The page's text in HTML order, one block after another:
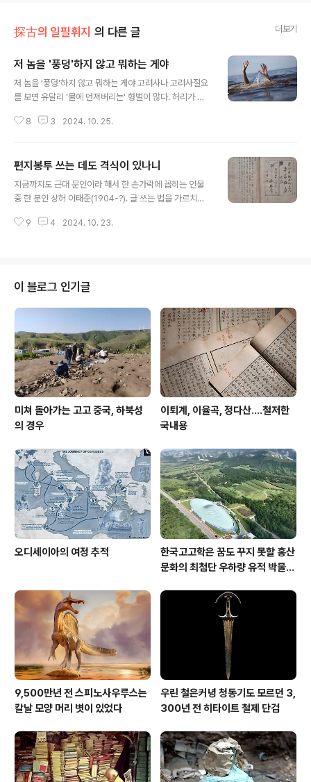
探古의 일필휘지 의 다른 글 더보기
저 놈을 '풍덩'하지 않고 뭐하는 게야
저 놈을 '풍덩'하지 않고 뭐하는 게야 고려사나 고려사절요
를 보면 유달리 '물에 던져버리는' 형벌이 많다. 허리가 꺾
강물에 던져진 만적, 유배를 가다가 바다에 던져진 김경손,
물에 던져지는 형벌이 없었다. 삼국시대에도 고구려 중천
왕 후궁인 관나부인貫那夫人(?~251)이나 익선의 아들
정도밖에 모르겠는데 유달리 고려시대에 이런 수장형水葬
의미가 있을지?
8 3 2024. 10. 25.
편지봉투 쓰는 데도 격식이 있나니
지금까지도 근대 문인이라 해서 한 손가락에 꼽히는 인물
중 한 분인 상허 이태준(1904-?). 글 쓰는 법을 가르치는
문강화》란 책을 낸 일은 잘 알려져있지 않다. 요즘이야 손
전하는 수단이었다.그런데 그걸 보내려면 봉투에 넣어
야 할 터. 거기 받을 사람의 주소를 제대로 적고 우표도 붙
이고 해야 하는데 때에 따라, 봉투 종류에 따라 적는 문구
나 방법이 달라진다. 헌데 당시에도 그 격식이 헷갈리는 분
이 적잖았던 모양이다. 이에 상허 선생은 한가지 수를 낸
다. 자신이 받..
9 4 2024. 10. 23.
이 블로그 인기글
미쳐 돌아가는 고고 중국, 하북성
의 경우
이퇴계, 이율곡, 정다산....철저한
국내용
오디세이아의 여정 추적
한국고고학은 꿈도 꾸지 못할 홍산
문화의 최첨단 우하량 유적 박물관
9,500만년 전 스피노사우루스는
칼날 모양 머리 볏이 있었다
우린 철은커녕 청동기도 모르던 3,
300년 전 히타이트 철제 단검